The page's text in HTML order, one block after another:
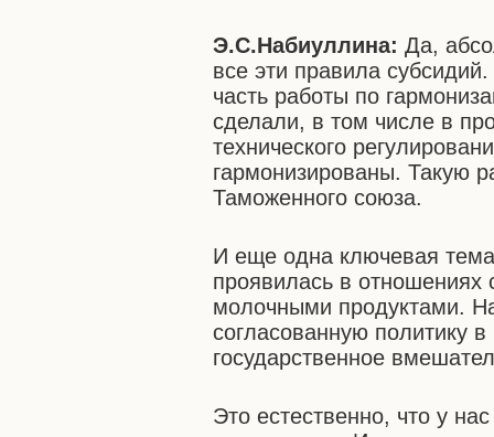
Э.С.Набиуллина: Да,
все эти правила
часть работы по
сделали, в том числе в
технического
гармонизированы. Такую
Таможенного союза.
И еще одна ключевая
проявилась в отношениях
молочными продуктами.
согласованную политику
государственное
Это естественно, что у